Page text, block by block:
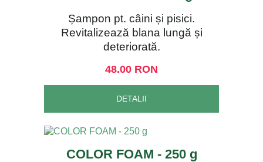
Șampon pt. câini și pisici.
Revitalizează blana lungă și
deteriorată.
48.00 RON
DETALII
COLOR FOAM - 250 g